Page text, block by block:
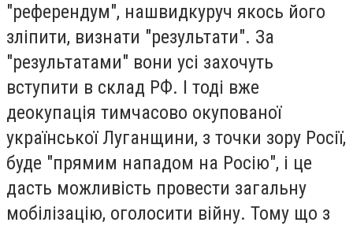
"референдум", нашвидкуруч якось його
зліпити, визнати "результати". За
"результатами" вони усі захочуть
вступити в склад РФ. І тоді вже
деокупація тимчасово окупованої
української Луганщини, з точки зору Росії,
буде "прямим нападом на Росію", і це
дасть можливість провести загальну
мобілізацію, оголосити війну. Тому що з